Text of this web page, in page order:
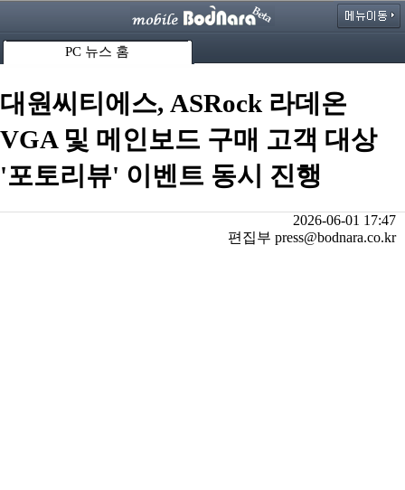
PC 뉴스 홈
대원씨티에스, ASRock 라데온
VGA 및 메인보드 구매 고객 대상
'포토리뷰' 이벤트 동시 진행
2026-06-01 17:47
편집부 press@bodnara.co.kr